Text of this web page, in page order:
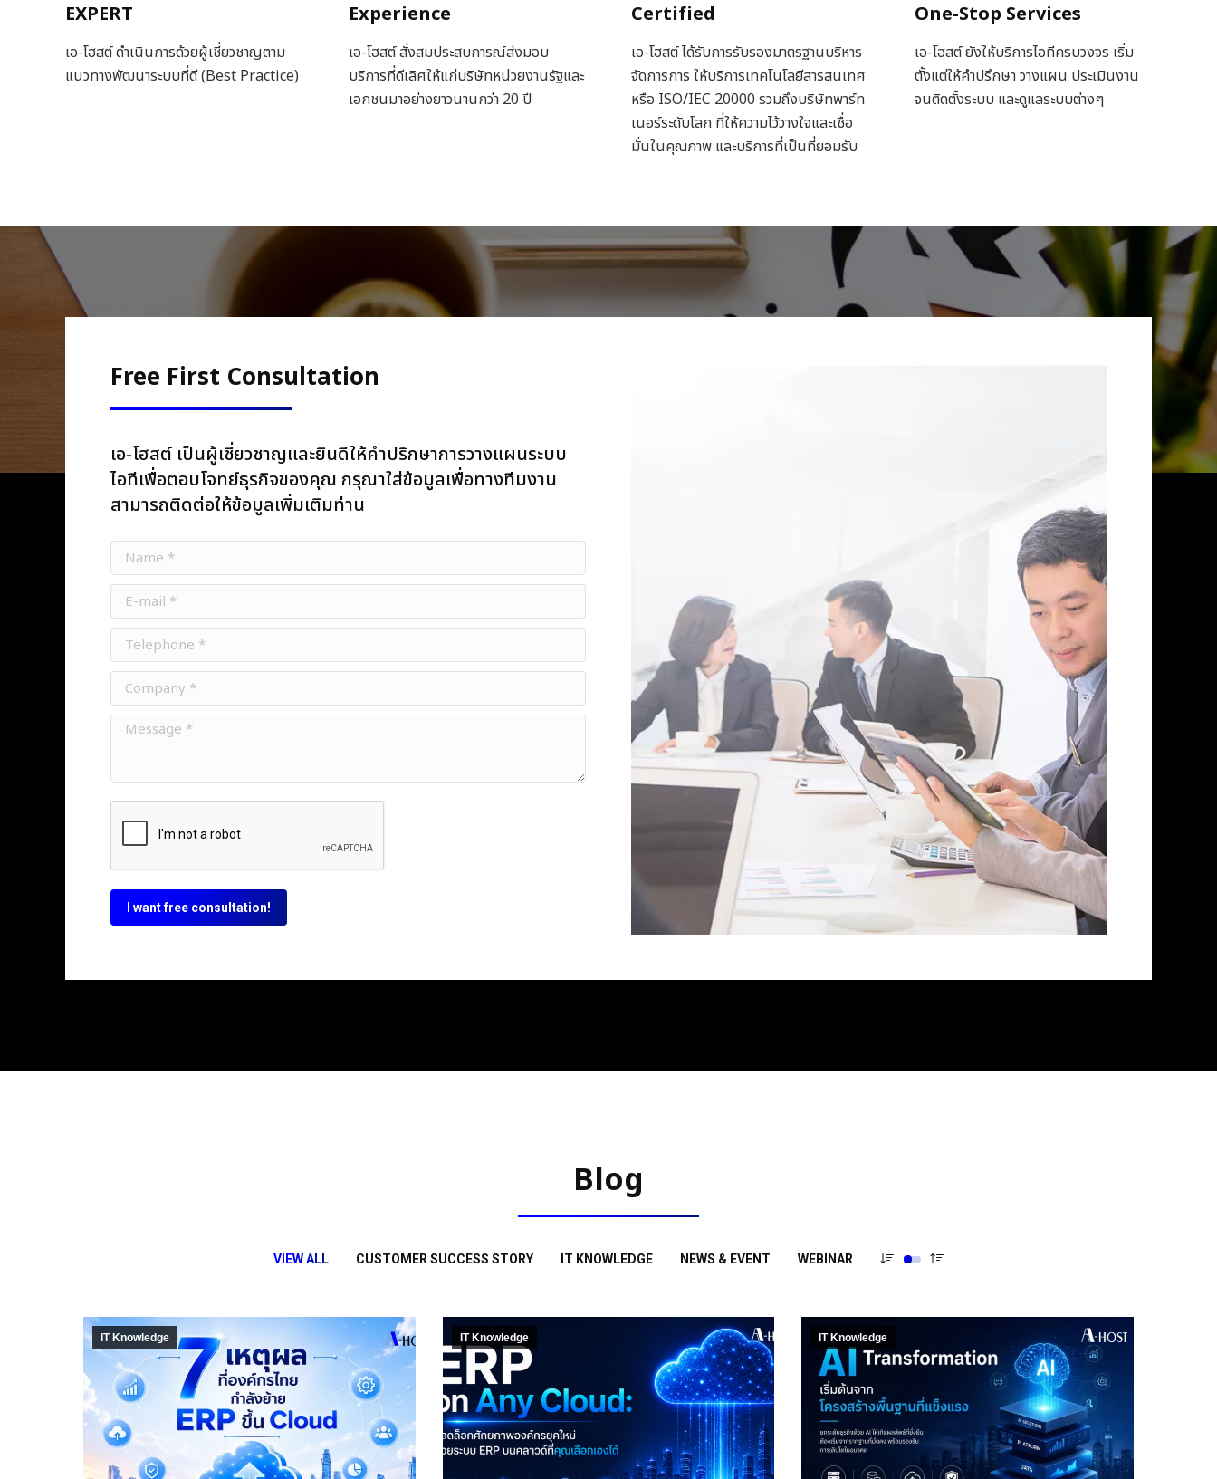
EXPERT
เอ-โฮสต์ ดำเนินการด้วยผู้เชี่ยวชาญตาม
แนวทางพัฒนาระบบที่ดี (Best Practice)
Experience
เอ-โฮสต์ สั่งสมประสบการณ์ส่งมอบ
บริการที่ดีเลิศให้แก่บริษัทหน่วยงานรัฐและ
เอกชนมาอย่างยาวนานกว่า 20 ปี
Certified
เอ-โฮสต์ ได้รับการรับรองมาตรฐานบริหาร
จัดการการ ให้บริการเทคโนโลยีสารสนเทศ
หรือ ISO/IEC 20000 รวมถึงบริษัทพาร์ท
เนอร์ระดับโลก ที่ให้ความไว้วางใจและเชื่อ
มั่นในคุณภาพ และบริการที่เป็นที่ยอมรับ
One-Stop Services
เอ-โฮสต์ ยังให้บริการไอทีครบวงจร เริ่ม
ตั้งแต่ให้คำปรึกษา วางแผน ประเมินงาน
จนติดตั้งระบบ และดูแลระบบต่างๆ
Free First Consultation
เอ-โฮสต์ เป็นผู้เชี่ยวชาญและยินดีให้คำปรึกษาการวางแผนระบบ
ไอทีเพื่อตอบโจทย์ธุรกิจของคุณ กรุณาใส่ข้อมูลเพื่อทางทีมงาน
สามารถติดต่อให้ข้อมูลเพิ่มเติมท่าน
Name *
E-mail *
Telephone *
Company *
Message *
I want free consultation!
Blog
VIEW ALL CUSTOMER SUCCESS STORY IT KNOWLEDGE NEWS & EVENT WEBINAR
IT Knowledge IT Knowledge IT Knowledge